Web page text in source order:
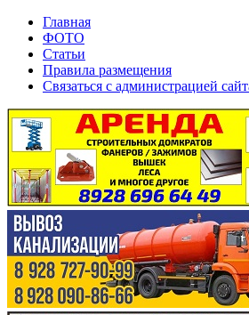
Главная
ФОТО
Статьи
Правила размещения
Связаться с администрацией